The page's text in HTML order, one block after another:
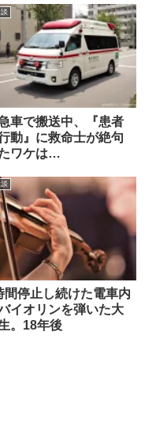
車で搬送中、『患者
動』に救命士が絶句
ワケは…
間停止し続けた電車内
イオリンを弾いた大
。18年後